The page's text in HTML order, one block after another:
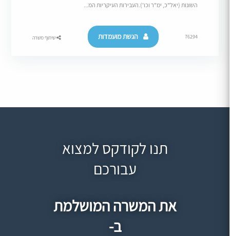
השונות (יאל"כ, ימ"ר וכו').העבירות העיקריות המ...
76294 הגשת מועמדות שיתוף משרה
תנו לקודקס למצוא
עבורכם
את המשרה המושלמת
ב-